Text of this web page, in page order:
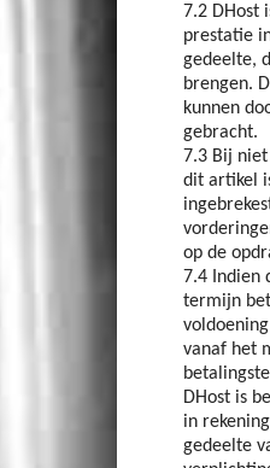
7.2 DHost
prestatie
gedeelte,
brengen.
kunnen
gebracht.
7.3 Bij
dit artikel
op de
7.4 Indien
termijn
vanaf het
DHost is
in
gedeelte